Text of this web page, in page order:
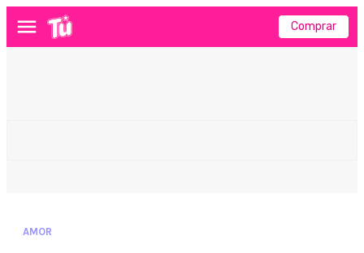
Menú Comprar
AMOR